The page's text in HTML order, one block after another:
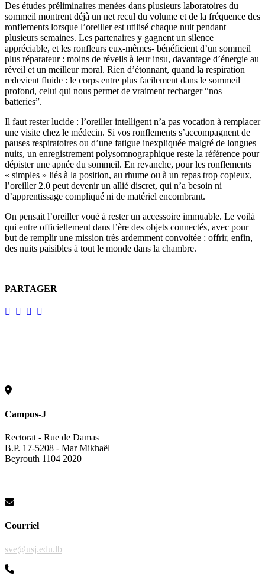
Des études préliminaires menées dans plusieurs laboratoires du
sommeil montrent déjà un net recul du volume et de la fréquence des
ronflements lorsque l’oreiller est utilisé chaque nuit pendant
plusieurs semaines. Les partenaires y gagnent un silence
appréciable, et les ronfleurs eux-mêmes‑ bénéficient d’un sommeil
plus réparateur : moins de réveils à leur insu, davantage d’énergie au
réveil et un meilleur moral. Rien d’étonnant, quand la respiration
redevient fluide : le corps entre plus facilement dans le sommeil
profond, celui qui nous permet de vraiment recharger “nos
batteries”.
Il faut rester lucide : l’oreiller intelligent n’a pas vocation à remplacer
une visite chez le médecin. Si vos ronflements s’accompagnent de
pauses respiratoires ou d’une fatigue inexpliquée malgré de longues
nuits, un enregistrement polysomnographique reste la référence pour
dépister une apnée du sommeil. En revanche, pour les ronflements
« simples » liés à la position, au rhume ou à un repas trop copieux,
l’oreiller 2.0 peut devenir un allié discret, qui n’a besoin ni
d’apprentissage compliqué ni de matériel encombrant.
On pensait l’oreiller voué à rester un accessoire immuable. Le voilà
qui entre officiellement dans l’ère des objets connectés, avec pour
but de remplir une mission très ardemment convoitée : offrir, enfin,
des nuits paisibles à tout le monde dans la chambre.
PARTAGER
Campus-J
Rectorat - Rue de Damas
B.P. 17-5208 - Mar Mikhaël
Beyrouth 1104 2020
Courriel
sve@usj.edu.lb